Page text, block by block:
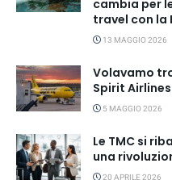
cambia per
travel con la
13 MAGGIO 2026
Volavamo
Spirit
5 MAGGIO 2026
Le TMC si
una
20 APRILE 2026